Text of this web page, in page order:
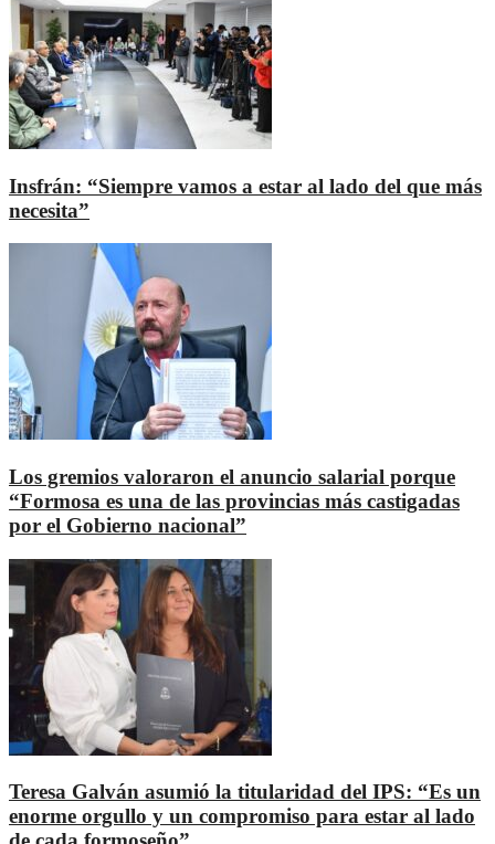
Insfrán: “Siempre vamos a estar al lado del que más
necesita”
Los gremios valoraron el anuncio salarial porque
“Formosa es una de las provincias más castigadas
por el Gobierno nacional”
Teresa Galván asumió la titularidad del IPS: “Es un
enorme orgullo y un compromiso para estar al lado